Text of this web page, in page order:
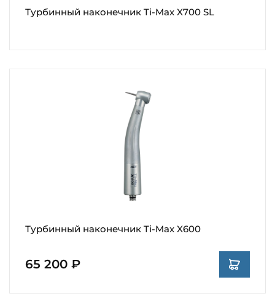
Турбинный наконечник Ti-Max X700 SL
Турбинный наконечник Ti-Max X600
65 200 ₽